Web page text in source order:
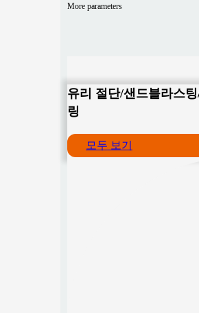
More parameters
유리 절단/샌드블라스팅
링
모두 보기